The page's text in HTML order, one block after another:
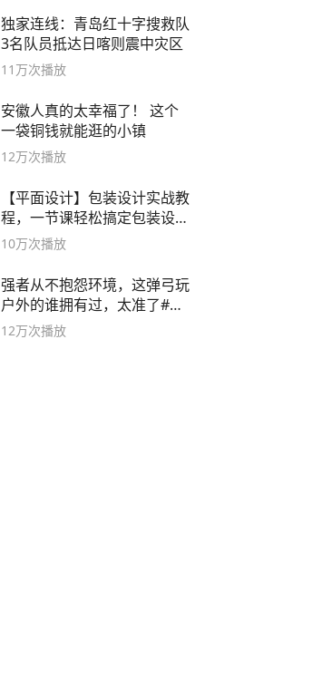
独家连线：青岛红十字搜救队
3名队员抵达日喀则震中灾区
11万次播放
安徽人真的太幸福了！ 这个
一袋铜钱就能逛的小镇
12万次播放
【平面设计】包装设计实战教
程，一节课轻松搞定包装设计
流程！
10万次播放
强者从不抱怨环境，这弹弓玩
户外的谁拥有过，太准了#弹
弓#户外
12万次播放